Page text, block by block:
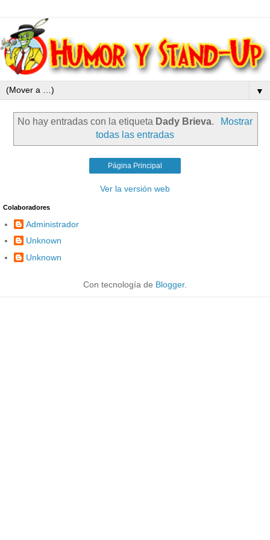
▼
No hay entradas con la etiqueta Dady Brieva.
Mostrar
todas las entradas
Página Principal
Ver la versión web
Colaboradores
Administrador
Unknown
Unknown
Con tecnología de Blogger.